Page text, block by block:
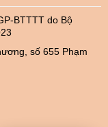
BTTTT do Bộ
số 655 Phạm